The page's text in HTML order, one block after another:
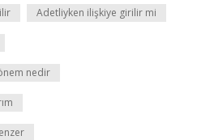
Adetliyken ilişkiye girilir mi
nedir